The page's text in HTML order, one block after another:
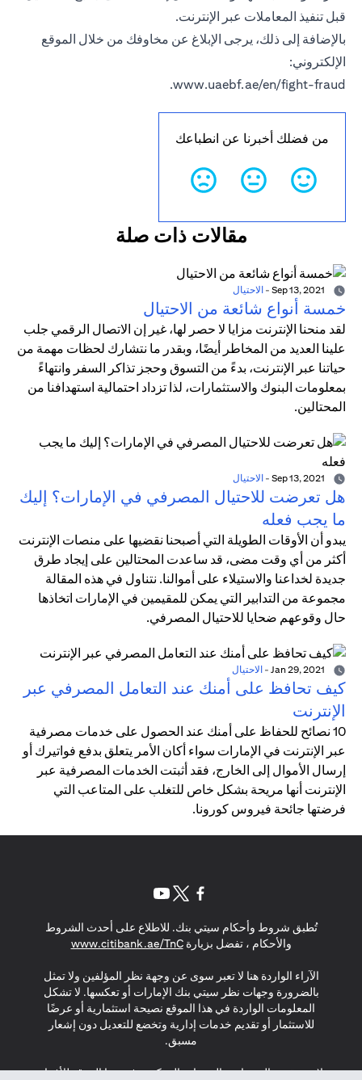
قبل تنفيذ المعاملات عبر الإنترنت.
بالإضافة إلى ذلك، يرجى الإبلاغ عن مخاوفك من خلال الموقع
الإلكتروني:
www.uaebf.ae/en/fight-fraud
.
من فضلك أخبرنا عن انطباعك
مقالات ذات صلة
- الاحتيال
خمسة أنواع شائعة من الاحتيال
لقد منحنا الإنترنت مزايا لا حصر لها، غير إن الاتصال الرقمي جلب
علينا العديد من المخاطر أيضًا، وبقدر ما نتشارك لحظات مهمة من
حياتنا عبر الإنترنت، بدءً من التسوق وحجز تذاكر السفر وانتهاءً
بمعلومات البنوك والاستثمارات، لذا تزداد احتمالية استهدافنا من
المحتالين.
- الاحتيال
هل تعرضت للاحتيال المصرفي في الإمارات؟ إليك
ما يجب فعله
يبدو أن الأوقات الطويلة التي أصبحنا نقضيها على منصات الإنترنت
أكثر من أي وقت مضى، قد ساعدت المحتالين على إيجاد طرق
جديدة لخداعنا والاستيلاء على أموالنا. نتناول في هذه المقالة
مجموعة من التدابير التي يمكن للمقيمين في الإمارات اتخاذها
حال وقوعهم ضحايا للاحتيال المصرفي.
- الاحتيال
كيف تحافظ على أمنك عند التعامل المصرفي عبر
الإنترنت
10 نصائح للحفاظ على أمنك عند الحصول على خدمات مصرفية
عبر الإنترنت في الإمارات سواء أكان الأمر يتعلق بدفع فواتيرك أو
إرسال الأموال إلى الخارج، فقد أثبتت الخدمات المصرفية عبر
الإنترنت أنها مريحة بشكل خاص للتغلب على المتاعب التي
فرضتها جائحة فيروس كورونا.
تُطبق شروط وأحكام سيتي بنك. للاطلاع على أحدث الشروط
والأحكام ، تفضل بزيارةwww.citibank.ae/TnC
in a new tab
الآراء الواردة هنا لا تعبر سوى عن وجهة نظر المؤلفين ولا تمثل
بالضرورة وجهات نظر سيتي بنك الإمارات أو تعكسها. لا تشكل
المعلومات الواردة في هذا الموقع نصيحة استثمارية أو عرضًا
للاستثمار أو تقديم خدمات إدارية وتخضع للتعديل دون إشعار
مسبق.
لا يتم تقديم المنتجات والخدمات المذكورة في هذا الموقع للأفراد